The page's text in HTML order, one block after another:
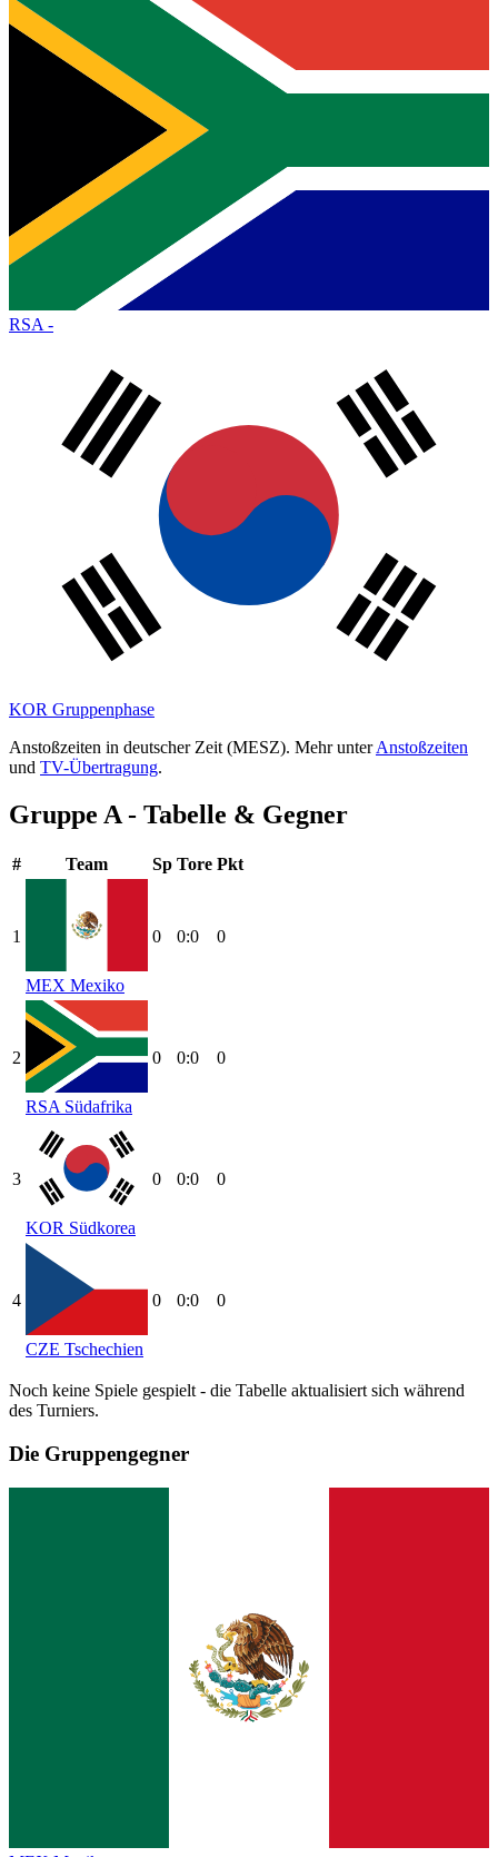
RSA -
KOR Gruppenphase
Anstoßzeiten in deutscher Zeit (MESZ). Mehr unterAnstoßzeiten
und TV-Übertragung.
Gruppe A - Tabelle & Gegner
# Team Sp Tore Pkt
1
MEX Mexiko
0 0:0 0
2
RSA Südafrika
0 0:0 0
3
KOR Südkorea
0 0:0 0
4
CZE Tschechien
0 0:0 0
Noch keine Spiele gespielt - die Tabelle aktualisiert sich während
des Turniers.
Die Gruppengegner